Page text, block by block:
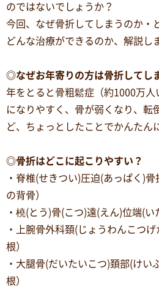
のではないでしょうか？
今回、なぜ骨折してしまうのか・
どんな治療ができるのか、解説し
◎なぜお年寄りの方は骨折してし
年をとると骨粗鬆症（約1000万人
になりやすく、骨が弱くなり、転
ど、ちょっとしたことでかんたん
◎骨折はどこに起こりやすい？
・脊椎(せきつい)圧迫(あっぱく)
の背骨）
・橈(とう)骨(こつ)遠(えん)位端(い
・上腕骨外科頚(じょうわんこつ
根）
・大腿骨(だいたいこつ)頚部(けい
根）